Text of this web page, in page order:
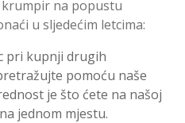
na popustu
u sljedećim letcima:
pri kupnji drugih
pomoću naše
je što ćete na našoj
jednom mjestu.